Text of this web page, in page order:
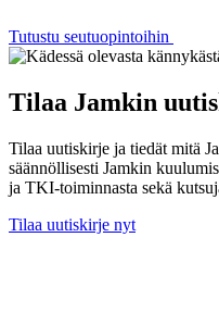
Tutustu seutuopintoihin
Tilaa Jamkin
Tilaa uutiskirje ja tiedät mitä
säännöllisesti Jamkin
ja TKI-toiminnasta sekä
Tilaa uutiskirje nyt